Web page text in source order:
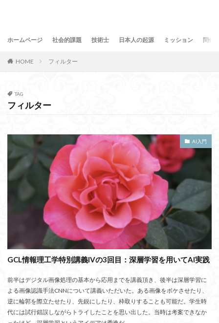
ホームページ 社会的課題 技術士 日本人の起源 ミッション 問合
HOME フィルター
TAG
フィルター
AI入門
GCL情報理工学特別講義IVの3回目：深層学習を用いてAI実践
前半はデジタル画像処理の基本から応用までを講義頂き、後半は深層学習に
よる画像認識手法CNNについて講義いただいた。ある画像をボケさせたり、
逆に輪郭を際立たせたり、先鋭にしたり、枠取りすることも可能だ。学生時
代には試行錯誤しながらトライしたことを思い出した。当時は考案できなか